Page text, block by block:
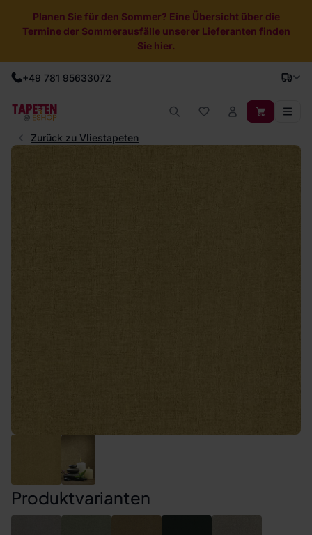
Planen Sie für den Sommer? Eine Übersicht über die
Termine der Sommerausfälle unserer Lieferanten finden
Sie hier.
+49 781 95633072
Zurück zu Vliestapeten
Produktvarianten